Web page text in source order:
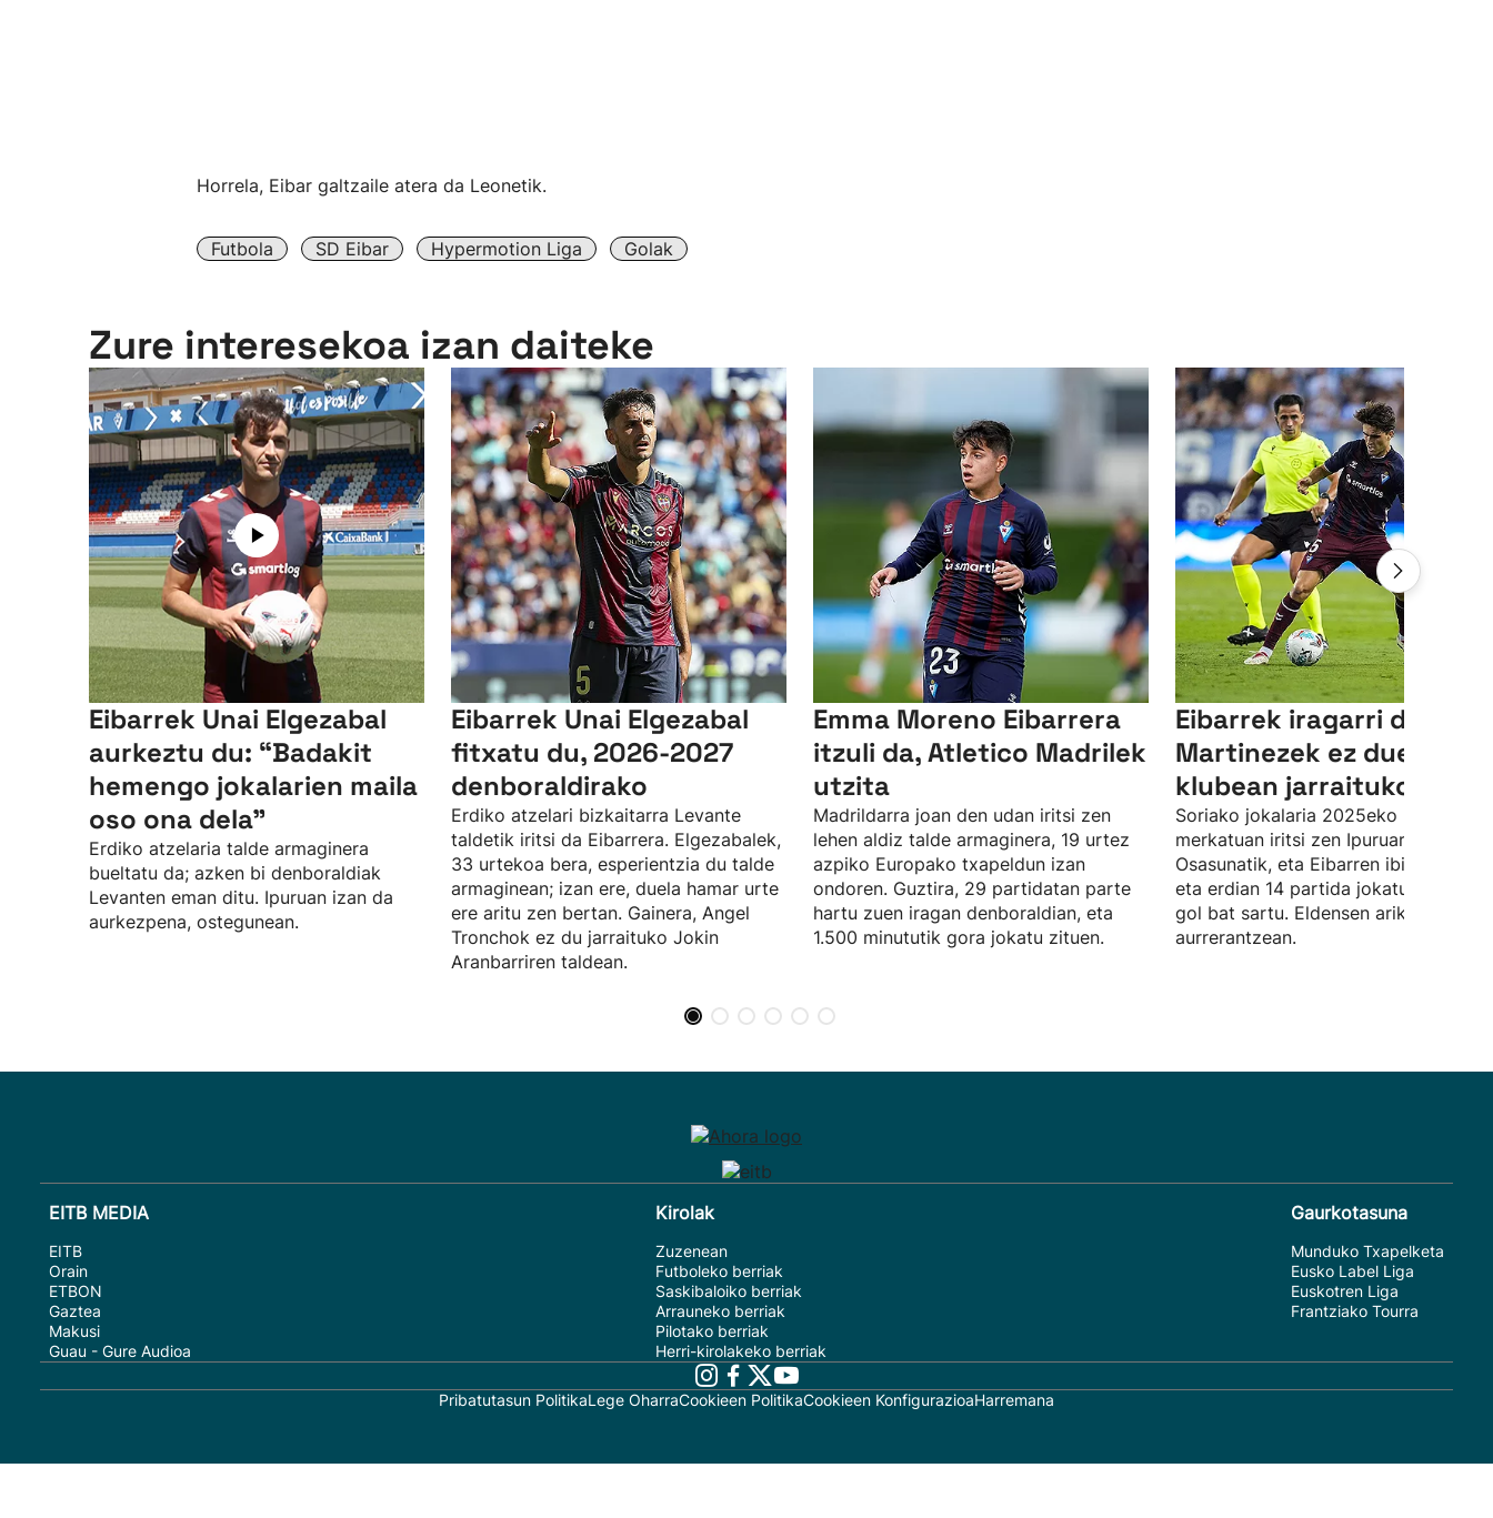
Horrela, Eibar galtzaile atera da Leonetik.
Futbola SD Eibar Hypermotion Liga Golak
Zure interesekoa izan daiteke
Eibarrek Unai Elgezabal
aurkeztu du: “Badakit
hemengo jokalarien maila
oso ona dela”
Erdiko atzelaria talde armaginera
bueltatu da; azken bi denboraldiak
Levanten eman ditu. Ipuruan izan da
aurkezpena, ostegunean.
Eibarrek Unai Elgezabal
fitxatu du, 2026-2027
denboraldirako
Erdiko atzelari bizkaitarra Levante
taldetik iritsi da Eibarrera. Elgezabalek,
33 urtekoa bera, esperientzia du talde
armaginean; izan ere, duela hamar urte
ere aritu zen bertan. Gainera, Angel
Tronchok ez du jarraituko Jokin
Aranbarriren taldean.
Emma Moreno Eibarrera
itzuli da, Atletico Madrilek
utzita
Madrildarra joan den udan iritsi zen
lehen aldiz talde armaginera, 19 urtez
azpiko Europako txapeldun izan
ondoren. Guztira, 29 partidatan parte
hartu zuen iragan denboraldian, eta
1.500 minututik gora jokatu zituen.
Eibarrek iragarri du Javi
Martinezek ez duela
klubean jarraituko
Soriako jokalaria 2025eko neguko
merkatuan iritsi zen Ipuruara,
Osasunatik, eta Eibarren ibili den urte
eta erdian 14 partida jokatu ditu, eta
gol bat sartu. Eldensen ariko da
aurrerantzean.
EITB MEDIA
EITB
Orain
ETBON
Gaztea
Makusi
Guau - Gure Audioa
Kirolak
Zuzenean
Futboleko berriak
Saskibaloiko berriak
Arrauneko berriak
Pilotako berriak
Herri-kirolakeko berriak
Gaurkotasuna
Munduko Txapelketa
Eusko Label Liga
Euskotren Liga
Frantziako Tourra
Pribatutasun PolitikaLege OharraCookieen PolitikaCookieen KonfigurazioaHarremana